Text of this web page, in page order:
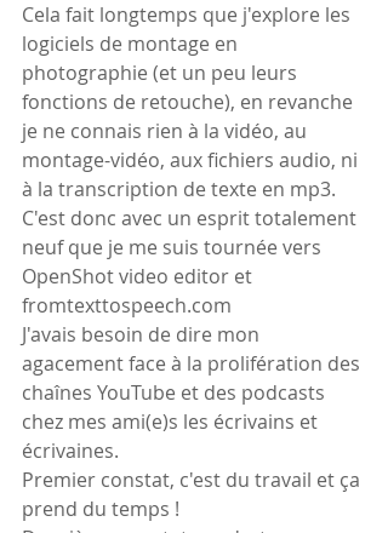
Cela fait longtemps que j'explore les
logiciels de montage en
photographie (et un peu leurs
fonctions de retouche), en revanche
je ne connais rien à la vidéo, au
montage-vidéo, aux fichiers audio, ni
à la transcription de texte en mp3.
C'est donc avec un esprit totalement
neuf que je me suis tournée vers
OpenShot video editor et
fromtexttospeech.com
J'avais besoin de dire mon
agacement face à la prolifération des
chaînes YouTube et des podcasts
chez mes ami(e)s les écrivains et
écrivaines.
Premier constat, c'est du travail et ça
prend du temps !